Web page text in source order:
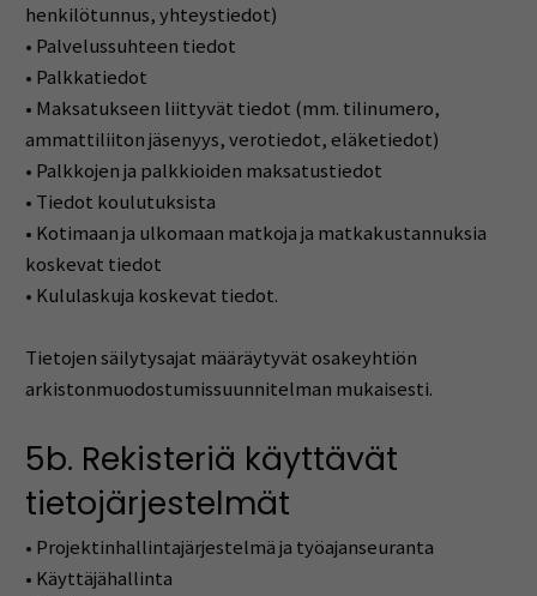
henkilötunnus, yhteystiedot)
• Palvelussuhteen tiedot
• Palkkatiedot
• Maksatukseen liittyvät tiedot (mm. tilinumero,
ammattiliiton jäsenyys, verotiedot, eläketiedot)
• Palkkojen ja palkkioiden maksatustiedot
• Tiedot koulutuksista
• Kotimaan ja ulkomaan matkoja ja matkakustannuksia
koskevat tiedot
• Kululaskuja koskevat tiedot.
Tietojen säilytysajat määräytyvät osakeyhtiön
arkistonmuodostumissuunnitelman mukaisesti.
5b. Rekisteriä käyttävät
tietojärjestelmät
• Projektinhallintajärjestelmä ja työajanseuranta
• Käyttäjähallinta